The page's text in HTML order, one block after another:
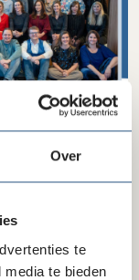
Over
te
te bieden
Doelen
lid van onze